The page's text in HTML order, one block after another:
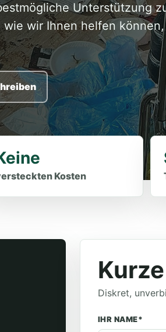
Unterstützung
wir Ihnen helfen
Kosten
Diskret,
IHR NAME*